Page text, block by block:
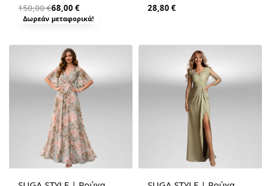
150,00€68,00 €
Δωρεάν μεταφορικά!
28,80 €